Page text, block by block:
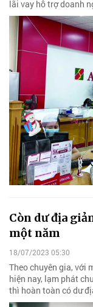
lãi vay hỗ trợ doanh
Còn dư địa
một năm
18/07/2023 05:30
Theo chuyên gia, với
hiện nay, lạm phát
thì hoàn toàn có dư